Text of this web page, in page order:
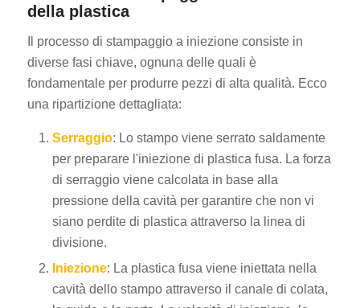
della plastica
Il processo di stampaggio a iniezione consiste in
diverse fasi chiave, ognuna delle quali è
fondamentale per produrre pezzi di alta qualità. Ecco
una ripartizione dettagliata:
Serraggio: Lo stampo viene serrato saldamente
per preparare l'iniezione di plastica fusa. La forza
di serraggio viene calcolata in base alla
pressione della cavità per garantire che non vi
siano perdite di plastica attraverso la linea di
divisione.
Iniezione: La plastica fusa viene iniettata nella
cavità dello stampo attraverso il canale di colata,